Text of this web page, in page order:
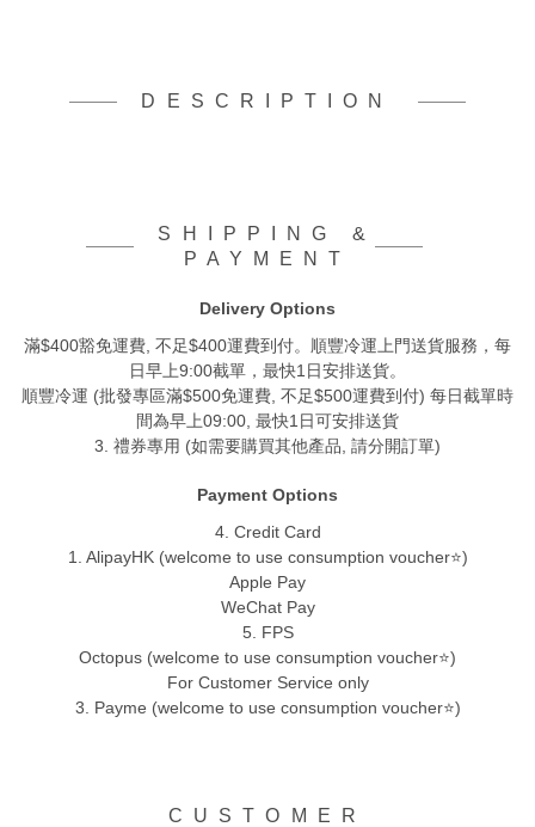
DESCRIPTION
SHIPPING &
PAYMENT
Delivery Options
滿$400豁免運費, 不足$400運費到付。順豐冷運上門送貨服務，每
日早上9:00截單，最快1日安排送貨。
順豐冷運 (批發專區滿$500免運費, 不足$500運費到付) 每日截單時
間為早上09:00, 最快1日可安排送貨
3. 禮券專用 (如需要購買其他產品, 請分開訂單)
Payment Options
4. Credit Card
1. AlipayHK (welcome to use consumption voucher⭐)
Apple Pay
WeChat Pay
5. FPS
Octopus (welcome to use consumption voucher⭐)
For Customer Service only
3. Payme (welcome to use consumption voucher⭐)
CUSTOMER